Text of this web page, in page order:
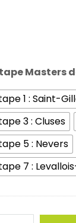
Masters
1 : Saint-
3 : Cluses
5 : Nevers
7 :